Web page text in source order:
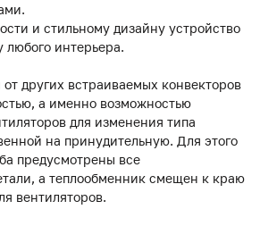
и стильному дизайну устройство
любого интерьера.
других встраиваемых конвекторов
а именно возможностью
для изменения типа
на принудительную. Для этого
предусмотрены все
а теплообменник смещен к краю
вентиляторов.